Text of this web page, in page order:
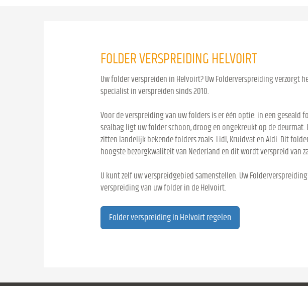
FOLDER VERSPREIDING HELVOIRT
Uw folder verspreiden in Helvoirt? Uw Folderverspreiding verzorgt
specialist in verspreiden sinds 2010.
Voor de verspreiding van uw folders is er één optie: in een geseald
sealbag ligt uw folder schoon, droog en ongekreukt op de
zitten landelijk bekende folders zoals: Lidl, Kruidvat en Aldi. Dit
hoogste bezorgkwaliteit van Nederland en dit wordt verspreid van
U kunt zelf uw verspreidgebied samenstellen. Uw
verspreiding van uw folder in de Helvoirt.
Folder verspreiding in Helvoirt regelen